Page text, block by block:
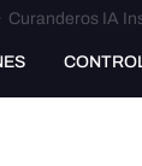
Curanderos IA